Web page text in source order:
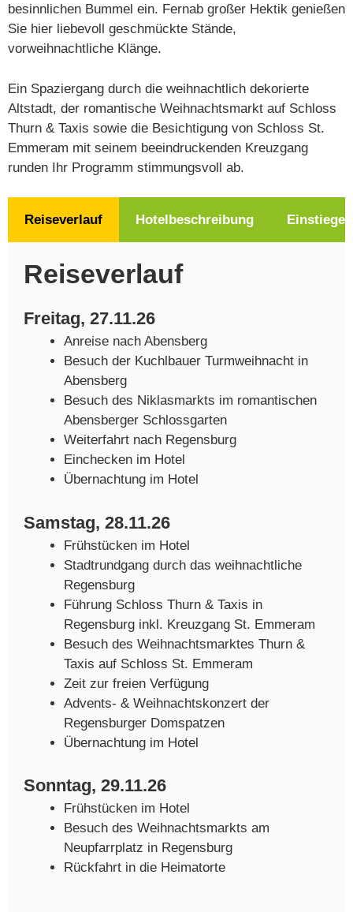
besinnlichen Bummel ein. Fernab großer Hektik genießen
Sie hier liebevoll geschmückte Stände,
vorweihnachtliche Klänge.
Ein Spaziergang durch die weihnachtlich dekorierte
Altstadt, der romantische Weihnachtsmarkt auf Schloss
Thurn & Taxis sowie die Besichtigung von Schloss St.
Emmeram mit seinem beeindruckenden Kreuzgang
runden Ihr Programm stimmungsvoll ab.
Reiseverlauf Hotelbeschreibung Einstiege
Reiseverlauf
Freitag, 27.11.26
Anreise nach Abensberg
Besuch der Kuchlbauer Turmweihnacht in
Abensberg
Besuch des Niklasmarkts im romantischen
Abensberger Schlossgarten
Weiterfahrt nach Regensburg
Einchecken im Hotel
Übernachtung im Hotel
Samstag, 28.11.26
Frühstücken im Hotel
Stadtrundgang durch das weihnachtliche
Regensburg
Führung Schloss Thurn & Taxis in
Regensburg inkl. Kreuzgang St. Emmeram
Besuch des Weihnachtsmarktes Thurn &
Taxis auf Schloss St. Emmeram
Zeit zur freien Verfügung
Advents- & Weihnachtskonzert der
Regensburger Domspatzen
Übernachtung im Hotel
Sonntag, 29.11.26
Frühstücken im Hotel
Besuch des Weihnachtsmarkts am
Neupfarrplatz in Regensburg
Rückfahrt in die Heimatorte